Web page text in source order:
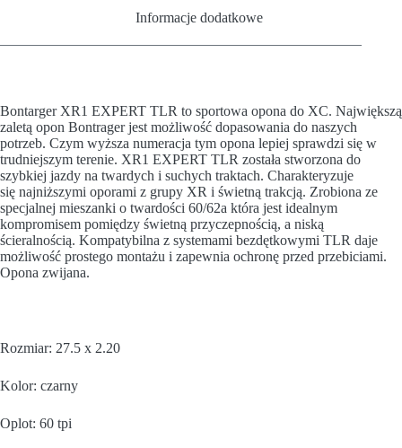
Informacje dodatkowe
Bontarger XR1 EXPERT TLR to sportowa opona do XC. Największą
zaletą opon Bontrager jest możliwość dopasowania do naszych
potrzeb. Czym wyższa numeracja tym opona lepiej sprawdzi się w
trudniejszym terenie. XR1 EXPERT TLR została stworzona do
szybkiej jazdy na twardych i suchych traktach. Charakteryzuje
się najniższymi oporami z grupy XR i świetną trakcją. Zrobiona ze
specjalnej mieszanki o twardości 60/62a która jest idealnym
kompromisem pomiędzy świetną przyczepnością, a niską
ścieralnością. Kompatybilna z systemami bezdętkowymi TLR daje
możliwość prostego montażu i zapewnia ochronę przed przebiciami.
Opona zwijana.
Rozmiar: 27.5 x 2.20
Kolor: czarny
Oplot: 60 tpi